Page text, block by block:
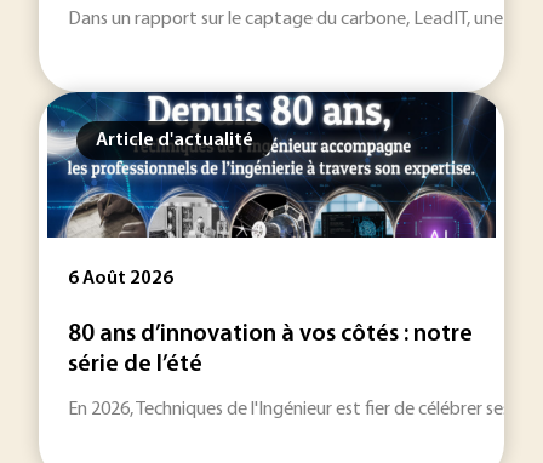
Dans un rapport sur le captage du carbone, LeadIT, une
Article d'actualité
6 Août 2026
80 ans d’innovation à vos côtés : notre
série de l’été
En 2026, Techniques de l'Ingénieur est fier de célébrer ses